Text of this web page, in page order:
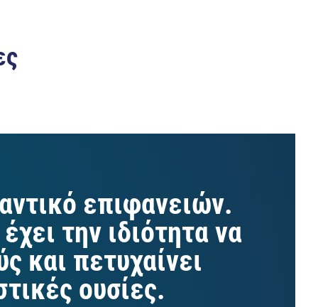
επιφανειών.
την ιδιότητα να
και πετυχαίνει
ουσίες.